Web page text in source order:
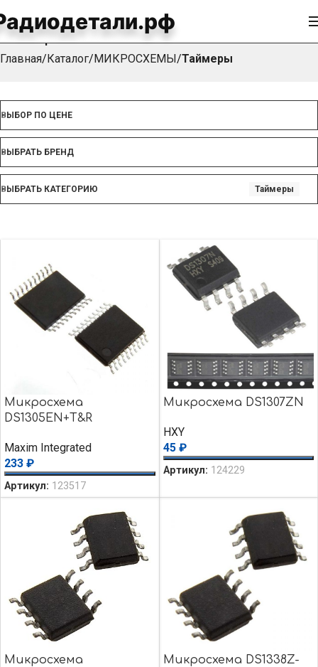
Таймеры
Главная Каталог МИКРОСХЕМЫ Таймеры
ВЫБОР ПО ЦЕНЕ
ВЫБРАТЬ БРЕНД
ВЫБРАТЬ КАТЕГОРИЮ Таймеры
Микросхема
DS1305EN+T&R
Maxim Integrated
233 ₽
Артикул: 123517
Микросхема DS1307ZN
HXY
45 ₽
Артикул: 124229
Микросхема
Микросхема DS1338Z-